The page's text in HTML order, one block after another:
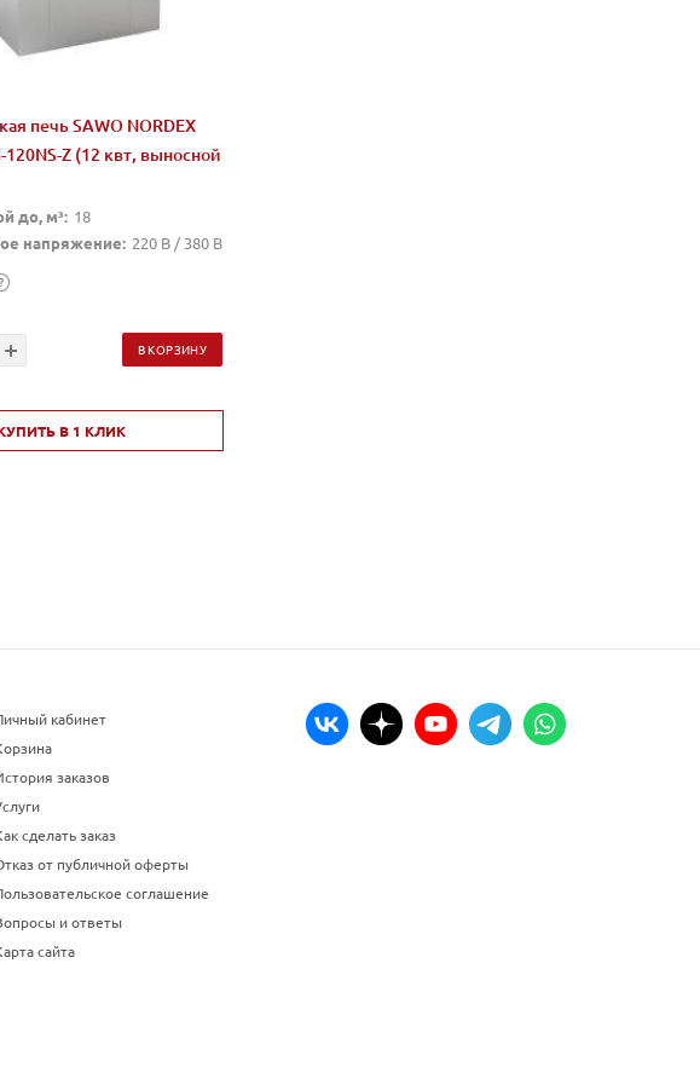
печь SAWO NORDEX
120NS-Z (12 квт, выносной
до, м³: 18
напряжение: 220 В / 380 В
В КОРЗИНУ
В 1 КЛИК
кабинет
заказов
сделать заказ
от публичной оферты
соглашение
и ответы
сайта